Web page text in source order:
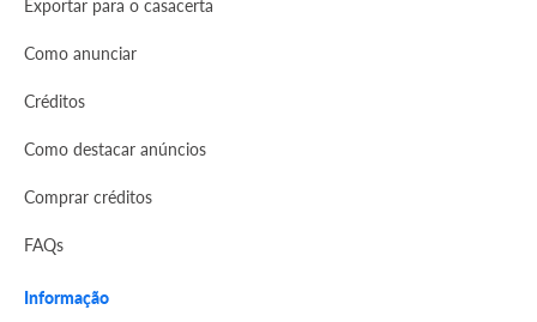
Como anunciar
Créditos
Como destacar anúncios
Comprar créditos
FAQs
Informação